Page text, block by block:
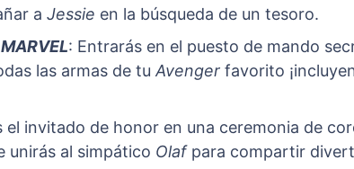
a Jessie en la búsqueda de un tesoro.
MARVEL: Entrarás en el puesto de mando
las armas de tu Avenger favorito
el invitado de honor en una ceremonia de
unirás al simpático Olaf para compartir